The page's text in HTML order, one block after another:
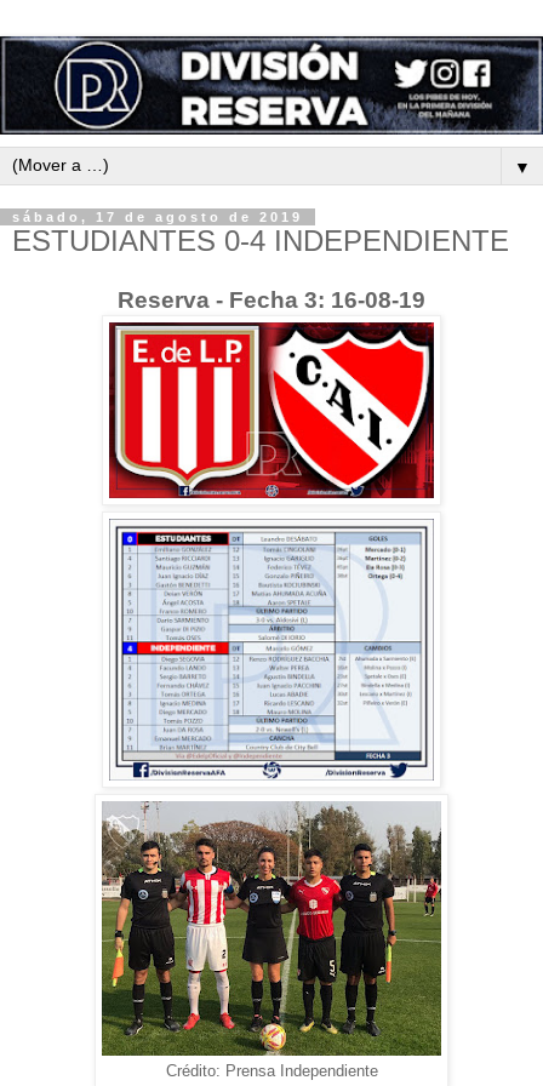
▼
sábado, 17 de agosto de 2019
ESTUDIANTES 0-4 INDEPENDIENTE
Reserva - Fecha 3: 16-08-19
Crédito: Prensa Independiente